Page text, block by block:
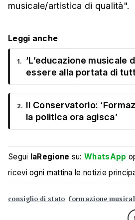
musicale/artistica di qualità".
Leggi anche
1.
‘L’educazione musicale
essere alla portata di
2. Il Conservatorio:
la politica ora agisca’
Segui laRegione su:WhatsApp
ricevi ogni mattina le notizie
consiglio di stato formazione